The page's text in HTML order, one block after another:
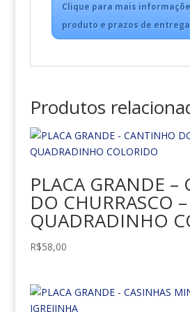
Clique para mais
produto e prazos de entrega
Produtos
PLACA GRANDE
DO CHURRASCO –
QUADRADINHO
R$58,00